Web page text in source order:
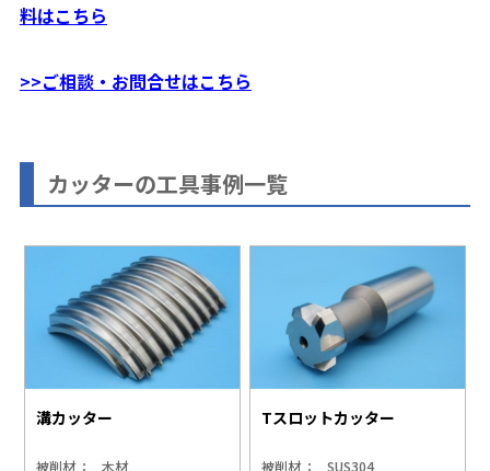
料はこちら
>>ご相談・お問合せはこちら
カッターの工具事例一覧
溝カッター
被削材
木材
Tスロットカッター
被削材
SUS304